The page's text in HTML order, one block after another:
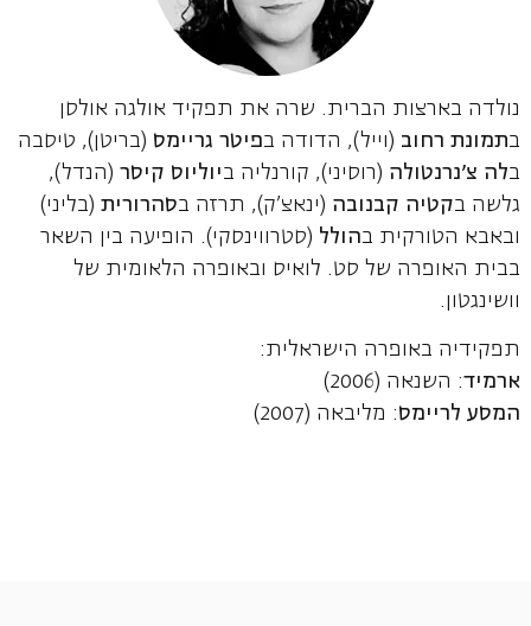
נולדה בארצות הברית. שרה את תפקיד אולגה אולסן
בתמונת רחוב (וייל), הדודה בפיטר גריימס (בריטן), טיסבה
בלה צ'נרנטולה (רוסיני), קורנליה ביוליוס קיסר(הנדל),
גלשה בקטיה קבנובה (ינאצ'ק), תרזה בסהרורית(בליני)
ובאבא הטורקית בהולל (סטרווינסקי). הופיעה בין השאר
בבית האופרה של סט. לואיס ובאופרה הלאומית של
וושינגטון.
תפקידיה באופרה הישראלית:
ארמיד: השנאה (2006)
המסע לריימס: מליבאה (2007)